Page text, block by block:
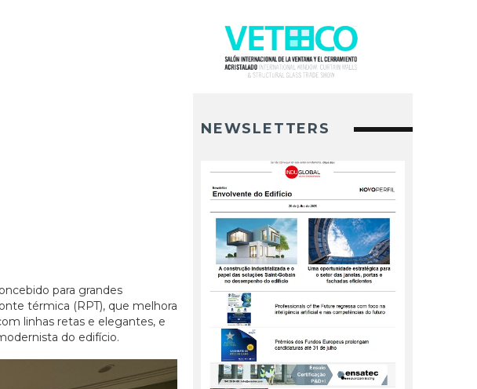
para grandes
térmica (RPT), que melhora
linhas retas e elegantes, e
do edifício.
NEWSLETTERS